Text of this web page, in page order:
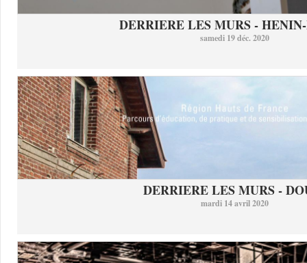
DERRIERE LES MURS -
samedi 19 déc. 2020
DERRIERE LES MURS -
mardi 14 avril 2020